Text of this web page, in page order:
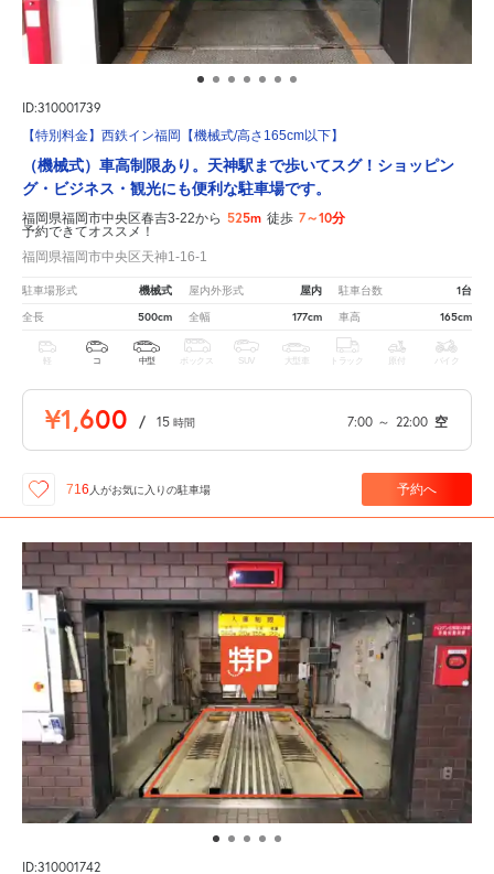
ID:310001739
【特別料金】西鉄イン福岡【機械式/高さ165cm以下】
（機械式）車高制限あり。天神駅まで歩いてスグ！ショッピン
グ・ビジネス・観光にも便利な駐車場です。
福岡県福岡市中央区春吉3-22から 525m 徒歩 7～10分
予約できてオススメ！
福岡県福岡市中央区天神1-16-1
駐車場形式 機械式 屋内外形式 屋内 駐車台数 1台
全長 500cm 全幅 177cm 車高 165cm
軽 コ 中型 ボックス SUV 大型車 トラック 原付 バイク
¥1,600 / 15 時間 7:00 ～ 22:00 空
716 人がお気に入りの駐車場 予約へ
ID:310001742